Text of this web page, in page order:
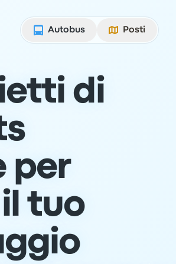
Autobus
Posti
di
per
tuo